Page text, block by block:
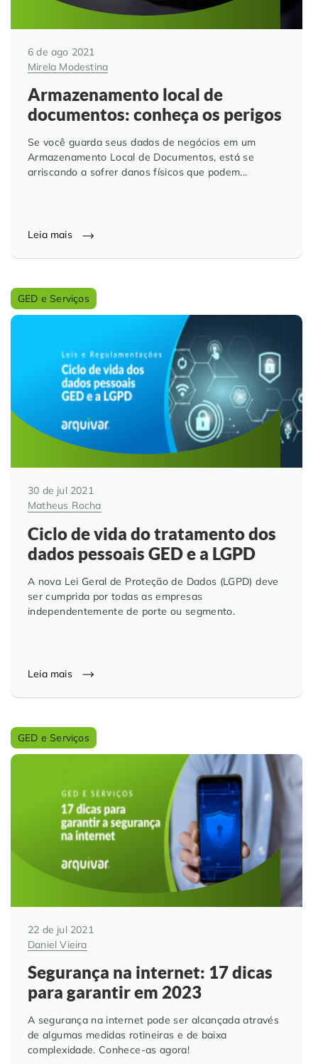
6 de ago 2021
Mirela Modestina
Armazenamento local de
documentos: conheça os perigos
Se você guarda seus dados de negócios em um
Armazenamento Local de Documentos, está se
arriscando a sofrer danos físicos que podem...
Leia mais
GED e Serviços
30 de jul 2021
Matheus Rocha
Ciclo de vida do tratamento dos
dados pessoais GED e a LGPD
A nova Lei Geral de Proteção de Dados (LGPD) deve
ser cumprida por todas as empresas
independentemente de porte ou segmento.
Leia mais
GED e Serviços
22 de jul 2021
Daniel Vieira
Segurança na internet: 17 dicas
para garantir em 2023
A segurança na internet pode ser alcançada através
de algumas medidas rotineiras e de baixa
complexidade. Conhece-as agora!